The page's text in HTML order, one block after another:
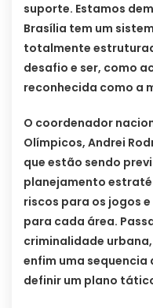
suporte. Estamos
Brasília tem um
totalmente
desafio e ser, como
reconhecida como a
O coordenador
Olímpicos, Andrei
que estão sendo
planejamento
riscos para os jogos
para cada área.
criminalidade
enfim uma sequencia
definir um plano